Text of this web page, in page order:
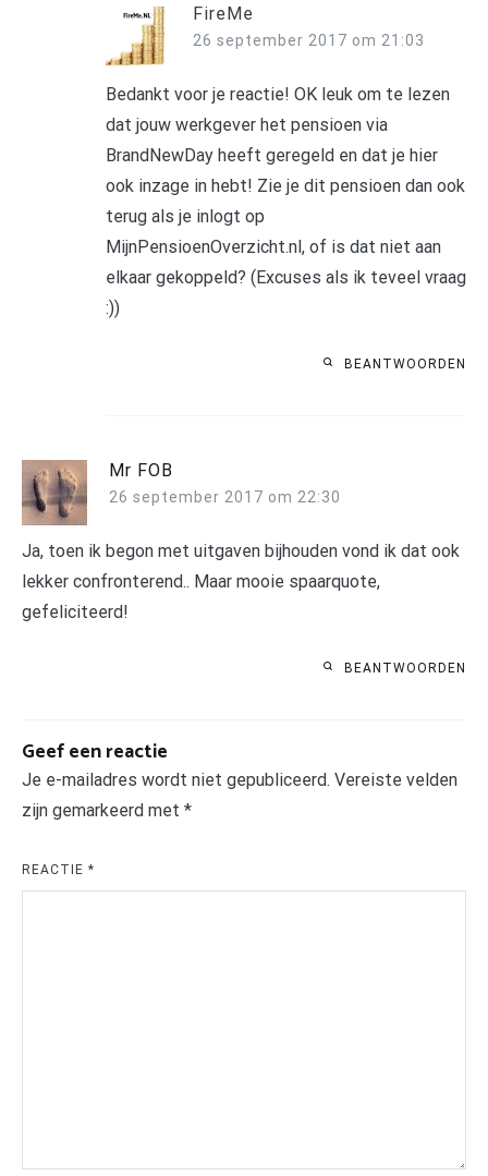
FireMe
26 september 2017 om 21:03
Bedankt voor je reactie! OK leuk om te lezen
dat jouw werkgever het pensioen via
BrandNewDay heeft geregeld en dat je hier
ook inzage in hebt! Zie je dit pensioen dan ook
terug als je inlogt op
MijnPensioenOverzicht.nl, of is dat niet aan
elkaar gekoppeld? (Excuses als ik teveel vraag
:))
BEANTWOORDEN
Mr FOB
26 september 2017 om 22:30
Ja, toen ik begon met uitgaven bijhouden vond ik dat ook
lekker confronterend.. Maar mooie spaarquote,
gefeliciteerd!
BEANTWOORDEN
Geef een reactie
Je e-mailadres wordt niet gepubliceerd. Vereiste velden
zijn gemarkeerd met *
REACTIE *